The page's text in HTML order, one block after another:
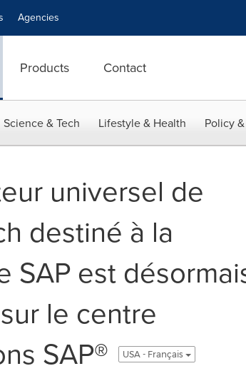
Agencies
Products Contact
Science & Tech Lifestyle & Health Policy
universel de
destiné à la
SAP est
le centre
SAP®
USA - Français